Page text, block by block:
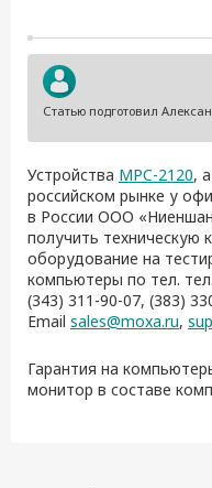
Статью подготовил
Устройства MPC-2120,
российском рынке у
в России ООО
получить техническую
оборудование на
компьютеры по тел.
(343) 311-90-07, (383)
Email sales@moxa.ru,
Гарантия на
монитор в составе